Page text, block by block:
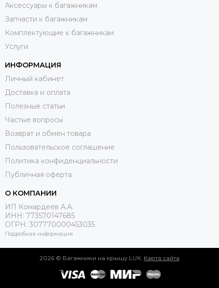
Аксессуары к багажникам
Запчасти к багажникам
Комплектующие к багажникам
Услуги
ИНФОРМАЦИЯ
Личный кабинет
Доставка и оплата
Полезные статьи
Частые вопросы
Возврат и обмен товара
Пользовательское соглашение
Политика конфиденциальности
Публичная оферта
О КОМПАНИИ
ИП Комардеев А.А.
ИНН: 773570147685
ОГРН: 307770000453035
Подробная информация
2026 © Багажники на крышу LUX. Карта сайта